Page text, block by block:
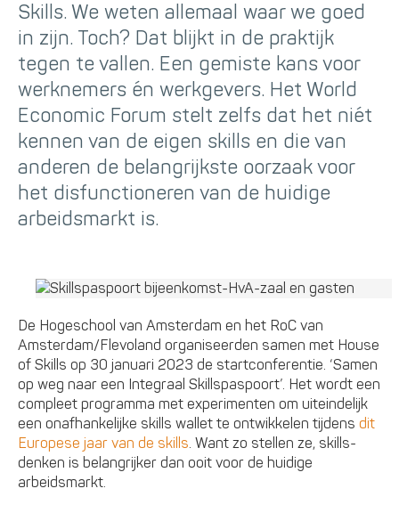
Skills. We weten allemaal waar we goed
in zijn. Toch? Dat blijkt in de praktijk
tegen te vallen. Een gemiste kans voor
werknemers én werkgevers. Het World
Economic Forum stelt zelfs dat het niét
kennen van de eigen skills en die van
anderen de belangrijkste oorzaak voor
het disfunctioneren van de huidige
arbeidsmarkt is.
De Hogeschool van Amsterdam en het RoC van
Amsterdam/Flevoland organiseerden samen met House
of Skills op 30 januari 2023 de startconferentie. ‘Samen
op weg naar een Integraal Skillspaspoort’. Het wordt een
compleet programma met experimenten om uiteindelijk
een onafhankelijke skills wallet te ontwikkelen tijdensdit
Europese jaar van de skills. Want zo stellen ze, skills-
denken is belangrijker dan ooit voor de huidige
arbeidsmarkt.